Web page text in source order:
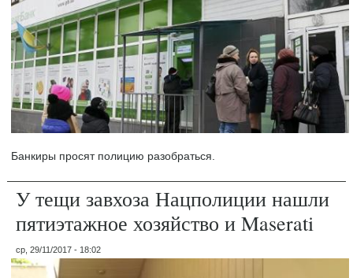
Банкиры просят полицию разобраться.
У тещи завхоза Нацполиции нашли
пятиэтажное хозяйство и Maserati
ср, 29/11/2017 - 18:02